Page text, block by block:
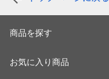
商品を探す
お気に入り商品